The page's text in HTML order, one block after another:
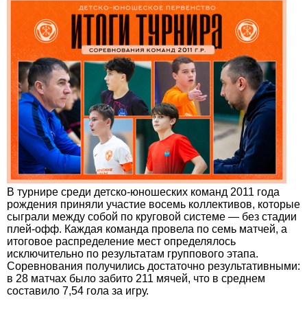
В турнире среди детско-юношеских команд 2011 года
рождения приняли участие восемь коллективов, которые
сыграли между собой по круговой системе — без стадии
плей-офф. Каждая команда провела по семь матчей, а
итоговое распределение мест определялось
исключительно по результатам группового этапа.
Соревнования получились достаточно результативными:
в 28 матчах было забито 211 мячей, что в среднем
составило 7,54 гола за игру.